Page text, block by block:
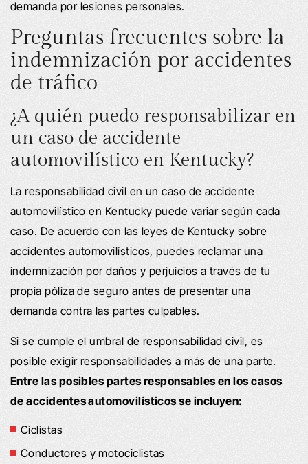
demanda por lesiones personales.
Preguntas frecuentes sobre la
indemnización por accidentes
de tráfico
¿A quién puedo responsabilizar en
un caso de accidente
automovilístico en Kentucky?
La responsabilidad civil en un caso de accidente
automovilístico en Kentucky puede variar según cada
caso. De acuerdo con las leyes de Kentucky sobre
accidentes automovilísticos, puedes reclamar una
indemnización por daños y perjuicios a través de tu
propia póliza de seguro antes de presentar una
demanda contra las partes culpables.
Si se cumple el umbral de responsabilidad civil, es
posible exigir responsabilidades a más de una parte.
Entre las posibles partes responsables en los casos
de accidentes automovilísticos se incluyen:
Ciclistas
Conductores y motociclistas